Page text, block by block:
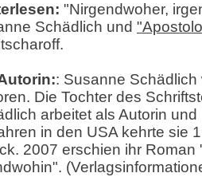
"Nirgendwoher,
Schädlich und
: Susanne
Die Tochter des
arbeitet als Autorin
in den USA kehrte sie
2007 erschien ihr Roman